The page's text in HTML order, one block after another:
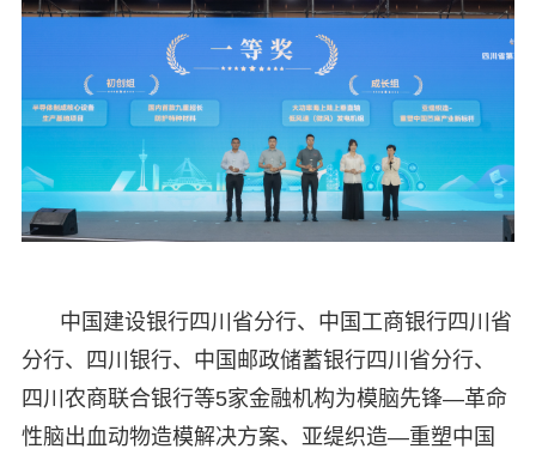
中国建设银行四川省分行、中国工商银行四川省
分行、四川银行、中国邮政储蓄银行四川省分行、
四川农商联合银行等5家金融机构为模脑先锋—革命
性脑出血动物造模解决方案、亚缇织造—重塑中国